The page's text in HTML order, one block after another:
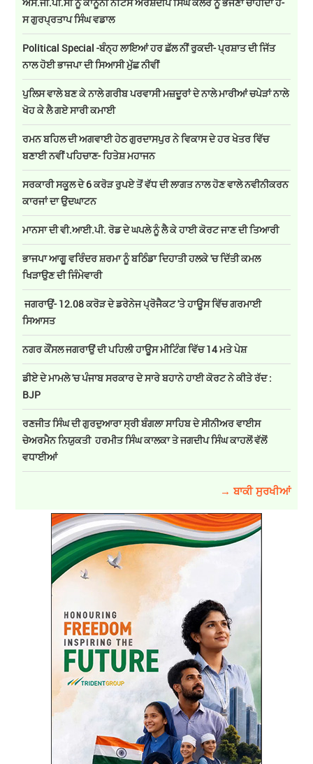
ਐਸ.ਜੀ.ਪੀ.ਸੀ ਨੂੰ ਕਾਨੂੰਨੀ ਨੋਟਿਸ ਅਰਸ਼ਦੀਪ ਸਿੰਘ ਕਲੇਰ ਨੂੰ ਭੇਜਣਾ ਚਾਹੀਦਾ ਹੈ-
ਸ ਗੁਰਪ੍ਰਤਾਪ ਸਿੰਘ ਵਡਾਲ
Political Special -ਬੰਨ੍ਹ ਲਾਇਆਂ ਹਰ ਛੱਲ ਨੀਂ ਰੁਕਦੀ- ਪ੍ਰਸ਼ਾਤ ਦੀ ਜਿੱਤ
ਨਾਲ ਹੋਈ ਭਾਜਪਾ ਦੀ ਸਿਆਸੀ ਮੁੱਛ ਨੀਵੀਂ
ਪੁਲਿਸ ਵਾਲੇ ਬਣ ਕੇ ਨਾਲੇ ਗਰੀਬ ਪਰਵਾਸੀ ਮਜ਼ਦੂਰਾਂ ਦੇ ਨਾਲੇ ਮਾਰੀਆਂ ਚਪੇੜਾਂ ਨਾਲੇ
ਖੋਹ ਕੇ ਲੈ ਗਏ ਸਾਰੀ ਕਮਾਈ
ਰਮਨ ਬਹਿਲ ਦੀ ਅਗਵਾਈ ਹੇਠ ਗੁਰਦਾਸਪੁਰ ਨੇ ਵਿਕਾਸ ਦੇ ਹਰ ਖੇਤਰ ਵਿੱਚ
ਬਣਾਈ ਨਵੀਂ ਪਹਿਚਾਣ- ਹਿਤੇਸ਼ ਮਹਾਜਨ
ਸਰਕਾਰੀ ਸਕੂਲ ਦੇ 6 ਕਰੋੜ ਰੁਪਏ ਤੋਂ ਵੱਧ ਦੀ ਲਾਗਤ ਨਾਲ ਹੋਣ ਵਾਲੇ ਨਵੀਨੀਕਰਨ
ਕਾਰਜਾਂ ਦਾ ਉਦਘਾਟਨ
ਮਾਨਸਾ ਦੀ ਵੀ.ਆਈ.ਪੀ. ਰੋਡ ਦੇ ਘਪਲੇ ਨੂੰ ਲੈ ਕੇ ਹਾਈ ਕੋਰਟ ਜਾਣ ਦੀ ਤਿਆਰੀ
ਭਾਜਪਾ ਆਗੂ ਵਰਿੰਦਰ ਸ਼ਰਮਾ ਨੂੰ ਬਠਿੰਡਾ ਦਿਹਾਤੀ ਹਲਕੇ 'ਚ ਦਿੱਤੀ ਕਮਲ
ਖਿੜਾਉਣ ਦੀ ਜਿੰਮੇਵਾਰੀ
ਜਗਰਾਉਂ- 12.08 ਕਰੋੜ ਦੇ ਡਰੇਨੇਜ ਪ੍ਰੋਜੈਕਟ 'ਤੇ ਹਾਊਸ ਵਿੱਚ ਗਰਮਾਈ
ਸਿਆਸਤ
ਨਗਰ ਕੌਂਸਲ ਜਗਰਾਉਂ ਦੀ ਪਹਿਲੀ ਹਾਊਸ ਮੀਟਿੰਗ ਵਿੱਚ 14 ਮਤੇ ਪੇਸ਼
ਡੀਏ ਦੇ ਮਾਮਲੇ 'ਚ ਪੰਜਾਬ ਸਰਕਾਰ ਦੇ ਸਾਰੇ ਬਹਾਨੇ ਹਾਈ ਕੋਰਟ ਨੇ ਕੀਤੇ ਰੱਦ :
BJP
ਰਣਜੀਤ ਸਿੰਘ ਦੀ ਗੁਰਦੁਆਰਾ ਸ੍ਰੀ ਬੰਗਲਾ ਸਾਹਿਬ ਦੇ ਸੀਨੀਅਰ ਵਾਈਸ
ਚੇਅਰਮੈਨ ਨਿਯੁਕਤੀ ਹਰਮੀਤ ਸਿੰਘ ਕਾਲਕਾ ਤੇ ਜਗਦੀਪ ਸਿੰਘ ਕਾਹਲੋਂ ਵੱਲੋਂ
ਵਧਾਈਆਂ
→ ਬਾਕੀ ਸੁਰਖੀਆਂ